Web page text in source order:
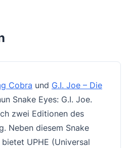
Cobra und G.I. Joe – Die
Snake Eyes: G.I. Joe.
zwei Editionen des
Neben diesem Snake
UPHE (Universal